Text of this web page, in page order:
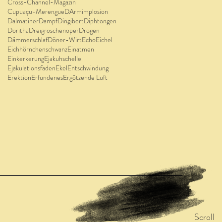
Cupuaçu-MerengueDArmimplosion
DalmatinerDampfDingibertDiphtongen
DorithaDreigroschenoperDrogen
DämmerschlafDöner-WirtEchoEichel
EichhörnchenschwanzEinatmen
EinkerkerungEjakuhschelle
EjakulationsfadenEkelEntschwindung
ErektionErfundenesErgötzende Luft
Scroll